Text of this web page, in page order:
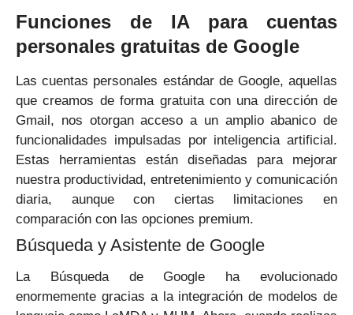
Funciones de IA para cuentas
personales gratuitas de Google
Las cuentas personales estándar de Google, aquellas
que creamos de forma gratuita con una dirección de
Gmail, nos otorgan acceso a un amplio abanico de
funcionalidades impulsadas por inteligencia artificial.
Estas herramientas están diseñadas para mejorar
nuestra productividad, entretenimiento y comunicación
diaria, aunque con ciertas limitaciones en
comparación con las opciones premium.
Búsqueda y Asistente de Google
La Búsqueda de Google ha evolucionado
enormemente gracias a la integración de modelos de